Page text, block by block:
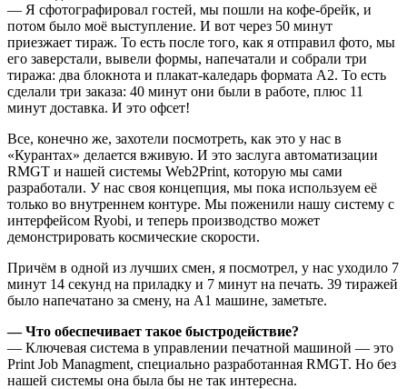
— Я сфотографировал гостей, мы пошли на кофе-брейк, и
потом было моё выступление. И вот через 50 минут
приезжает тираж. То есть после того, как я отправил фото, мы
его заверстали, вывели формы, напечатали и собрали три
тиража: два блокнота и плакат-каледарь формата А2. То есть
сделали три заказа: 40 минут они были в работе, плюс 11
минут доставка. И это офсет!
Все, конечно же, захотели посмотреть, как это у нас в
«Курантах» делается вживую. И это заслуга автоматизации
RMGT и нашей системы Web2Print, которую мы сами
разработали. У нас своя концепция, мы пока используем её
только во внутреннем контуре. Мы поженили нашу систему с
интерфейсом Ryobi, и теперь производство может
демонстрировать космические скорости.
Причём в одной из лучших смен, я посмотрел, у нас уходило 7
минут 14 секунд на приладку и 7 минут на печать. 39 тиражей
было напечатано за смену, на А1 машине, заметьте.
— Что обеспечивает такое быстродействие?
— Ключевая система в управлении печатной машиной — это
Print Job Managment, специально разработанная RMGT. Но без
нашей системы она была бы не так интересна.